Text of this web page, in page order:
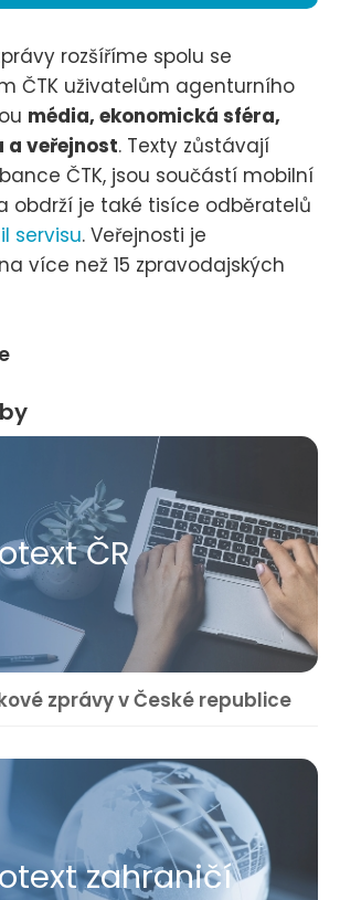
rozšíříme spolu se
ČTK uživatelům agenturního
média, ekonomická sféra,
veřejnost. Texty zůstávají
ČTK, jsou součástí mobilní
obdrží je také tisíce odběratelů
servisu. Veřejnosti je
více než 15 zpravodajských
ČR
zprávy v České republice
zahraničí